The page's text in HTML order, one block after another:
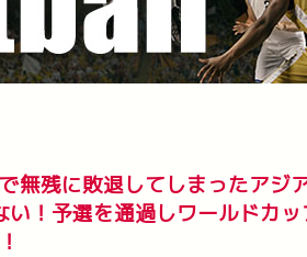
無残に敗退してしまったアジ
！予選を通過しワールドカッ